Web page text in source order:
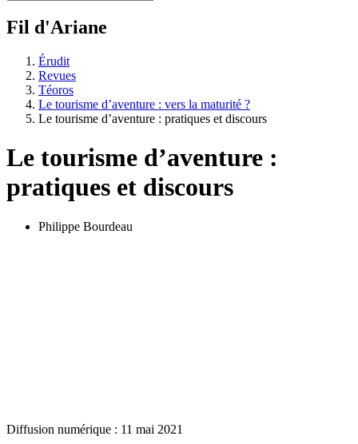
Fil d'Ariane
Érudit
Revues
Téoros
Le tourisme d’aventure : vers la maturité ?
Le tourisme d’aventure : pratiques et discours
Le tourisme d’aventure :
pratiques et discours
Philippe Bourdeau
Diffusion numérique : 11 mai 2021